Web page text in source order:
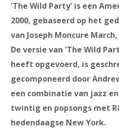
'The Wild Party' is een
2000, gebaseerd op het
van Joseph Moncure
De versie van 'The Wild
heeft opgevoerd, is
gecomponeerd door
een combinatie van jazz
twintig en popsongs met
hedendaagse New York.